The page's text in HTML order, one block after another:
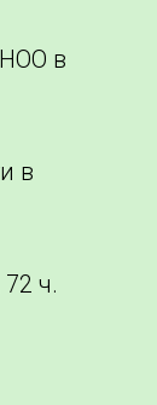
в
в
ч.